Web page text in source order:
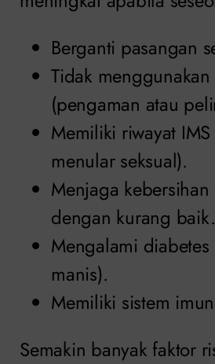
Berganti pasangan
Tidak
(pengaman atau
Memiliki riwayat
menular seksual).
Menjaga
dengan kurang baik.
Mengalami
manis).
Memiliki sistem
Semakin banyak faktor